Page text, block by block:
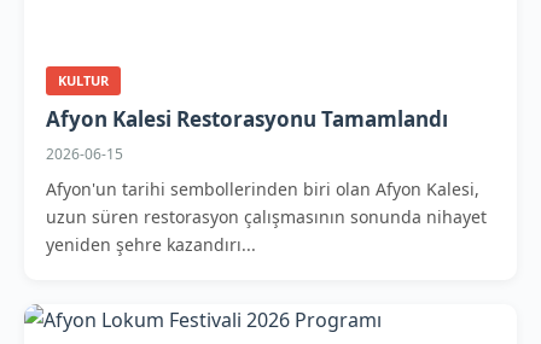
KULTUR
Afyon Kalesi Restorasyonu Tamamlandı
2026-06-15
Afyon'un tarihi sembollerinden biri olan Afyon Kalesi,
uzun süren restorasyon çalışmasının sonunda nihayet
yeniden şehre kazandırı...